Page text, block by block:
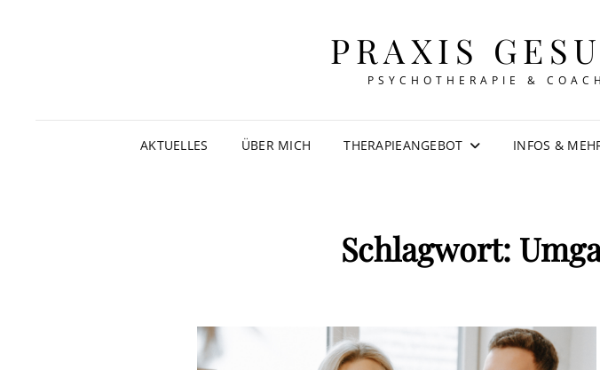
PRAXIS
PSYCHOTHERAPIE &
AKTUELLES ÜBER MICH THERAPIEANGEBOT INFOS &
Schlagwort: